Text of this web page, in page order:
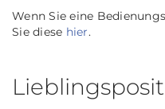
Wenn Sie eine
Sie diese hier.